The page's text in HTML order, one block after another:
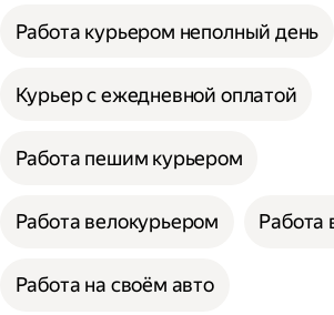
Работа курьером неполный день
Курьер с ежедневной оплатой
Работа пешим курьером
Работа велокурьером Работа
Работа на своём авто